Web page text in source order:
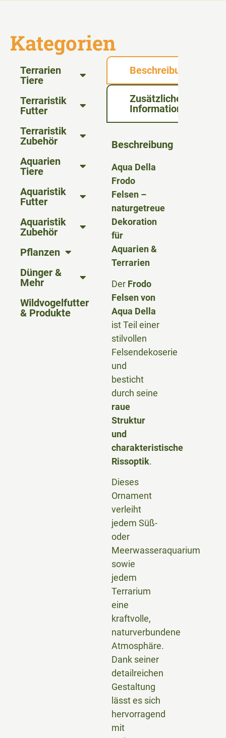
Kategorien
Terrarien
Tiere
Terraristik
Futter
Terraristik
Zubehör
Aquarien
Tiere
Aquaristik
Futter
Aquaristik
Zubehör
Pflanzen
Dünger &
Mehr
Wildvogelfutter
& Produkte
Beschreibung
Zusätzliche
Informationen
Beschreibung
Aqua Della
Frodo
Felsen –
naturgetreue
Dekoration
für
Aquarien &
Terrarien
Der Frodo
Felsen von
Aqua Della
ist Teil einer
stilvollen
Felsendekoserie
und
besticht
durch seine
raue
Struktur
und
charakteristische
Rissoptik.
Dieses
Ornament
verleiht
jedem Süß-
oder
Meerwasseraquarium
sowie
jedem
Terrarium
eine
kraftvolle,
naturverbundene
Atmosphäre.
Dank seiner
detailreichen
Gestaltung
lässt es sich
hervorragend
mit